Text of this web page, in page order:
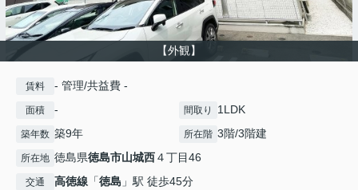
【外観】
賃料 - 管理/共益費 -
面積 - 間取り 1LDK
築年数 築9年 所在階 3階/3階建
所在地 徳島県徳島市山城西４丁目46
交通 高徳線 「徳島 」駅 徒歩45分